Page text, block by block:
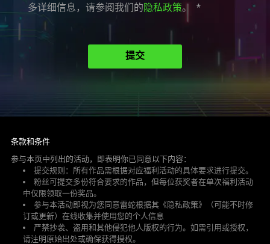
多详细信息，请参阅我们的隐私政策。
提交
条款和条件
参与本页中列出的活动，即表明你已同意以下内容：
提交规则：所有作品需根据对应福利活动的具体要求进行提交。
粉丝可提交多份符合要求的作品，但每位获奖者在单次福利活动
中仅限领取一份奖品。
参与本活动即视为您同意雷蛇根据其《隐私政策》（可能不时修
订或更新）在线收集并使用您的个人信息
严禁抄袭、盗用和其他侵犯他人版权的行为。如需引用或授权，
请注明原始出处或确保获得授权。